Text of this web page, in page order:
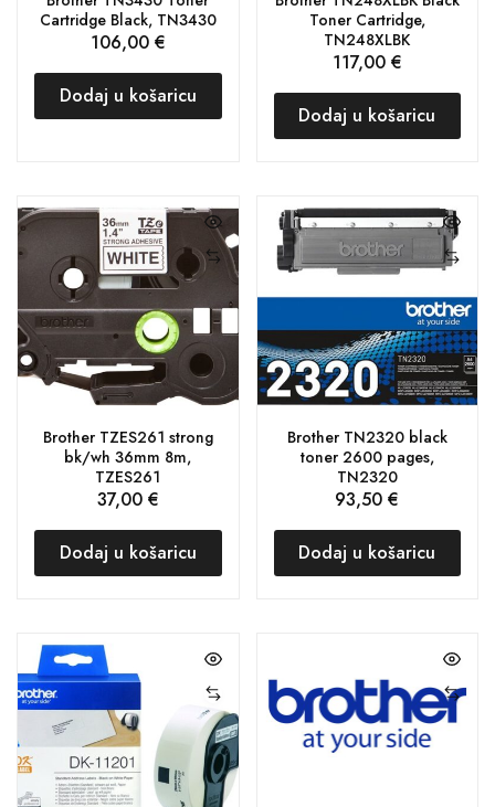
Cartridge Black, TN3430
106,00 €
Dodaj u košaricu
Toner Cartridge,
TN248XLBK
117,00 €
Dodaj u košaricu
Brother TZES261 strong
bk/wh 36mm 8m,
TZES261
37,00 €
Dodaj u košaricu
Brother TN2320 black
toner 2600 pages,
TN2320
93,50€
Dodaj u košaricu